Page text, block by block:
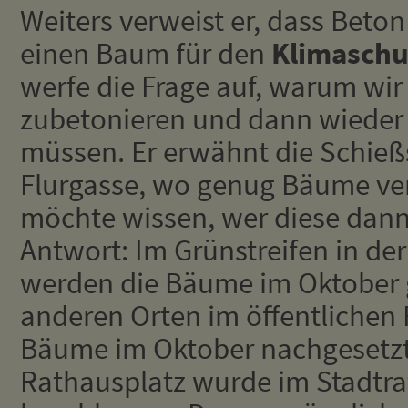
Weiters verweist er, dass
einen Baum für den
werfe die Frage auf, warum
zubetonieren und dann
müssen. Er erwähnt die
Flurgasse, wo genug Bäume
möchte wissen, wer diese
Antwort: Im Grünstreifen in
werden die Bäume im
anderen Orten im öffentlichen
Bäume im Oktober
Rathausplatz wurde im